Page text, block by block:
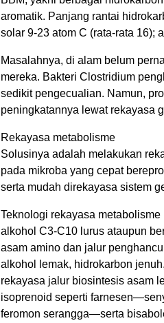
aromatik. Panjang rantai
solar 9-23 atom C (rata-rata 16);
Masalahnya, di alam belum
mereka. Bakteri Clostridium
sedikit pengecualian. Namun,
peningkatannya lewat rekayasa
Rekayasa metabolisme
Solusinya adalah melakukan
pada mikroba yang cepat
serta mudah direkayasa sistem
Teknologi rekayasa
alkohol C3-C10 lurus ataupun
asam amino dan jalur
alkohol lemak, hidrokarbon
rekayasa jalur biosintesis asam
isoprenoid seperti
feromon serangga—serta